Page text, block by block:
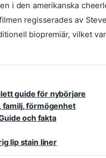
i den amerikanska
regisserades av
biopremiär, vilket
guide för nybörjare
familj, förmögenhet
och fakta
lip stain liner